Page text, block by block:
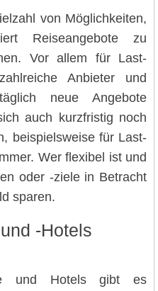
von Möglichkeiten,
Reiseangebote zu
Vor allem für Last-
Anbieter und
neue Angebote
auch kurzfristig noch
beispielsweise für Last-
Wer flexibel ist und
oder -ziele in Betracht
sparen.
-Hotels
und Hotels gibt es